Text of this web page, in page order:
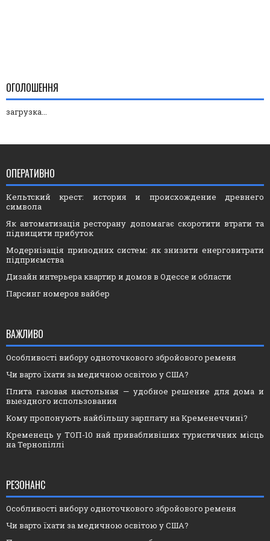
ОГОЛОШЕННЯ
загрузка...
ОПЕРАТИВНО
Кельтский крест: история и происхождение древнего
символа
Як автоматизація ресторану допомагає скоротити втрати та
підвищити прибуток
Модернізація приводних систем: як знизити енерговитрати
підприємства
Дизайн интерьера квартир и домов в Одессе и области
Парсинг номеров вайбер
ВАЖЛИВО
Особливості вибору одноточкового збройового ременя
Чи варто їхати за медичною освітою у США?
Плита газовая настольная — удобное решение для дома и
выездного использования
Кому пропонують найбільшу зарплату на Кременеччині?
Кременець у ТОП-10 най привабливіших туристичних місць
на Тернопіллі
РЕЗОНАНС
Особливості вибору одноточкового збройового ременя
Чи варто їхати за медичною освітою у США?